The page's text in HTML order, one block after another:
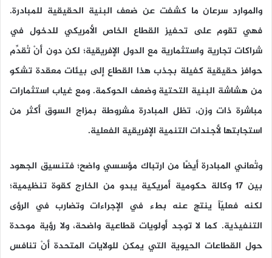
والموارد سرعان ما كشفت عن ضعف البنية الحقيقية للمبادرة.
فهي تقوم على تحفيز القطاع الخاص الأمريكي للدخول في
شراكات تجارية واستثمارية مع الدول الإفريقية؛ لكن دون أنْ تُقدِّم
حوافز حقيقية كفيلة بجذب هذا القطاع إلى بيئات معقدة تشكو
من هشاشة البنية التحتية وضعف الحوكمة. ومع غياب استثمارات
مباشرة ذات وزن، تظل المبادرة مشروطة بمزاج السوق أكثر من
استجابتها لأجندات التنمية الإفريقية الفعلية.
وتُعاني المبادرة أيضًا من ارتباك مؤسسي واضح؛ فتنسيق الجهود
بين 17 وكالة حكومية أمريكية يبدو من الخارج كقوة تنظيمية؛
لكنه فعليّاً ينتج عنه بطء في الإجراءات وتضارب في الرؤى
التنفيذية. كما لا توجد أولويات قطاعية واضحة، ولا رؤية موحدة
حول القطاعات الحيوية التي يمكن للولايات المتحدة أنْ تنافس